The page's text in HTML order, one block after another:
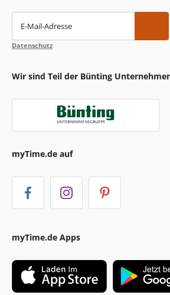
E-Mail-Adresse
Datenschutz
Wir sind Teil der Bünting
myTime.de auf
myTime.de Apps